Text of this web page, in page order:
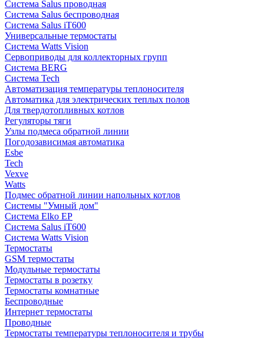
Система Salus проводная
Система Salus беспроводная
Система Salus iT600
Универсальные термостаты
Система Watts Vision
Сервоприводы для коллекторных групп
Система BERG
Система Tech
Автоматизация температуры теплоносителя
Автоматика для электрических теплых полов
Для твердотопливных котлов
Регуляторы тяги
Узлы подмеса обратной линии
Погодозависимая автоматика
Esbe
Tech
Vexve
Watts
Подмес обратной линии напольных котлов
Системы "Умный дом"
Система Elko EP
Система Salus iT600
Система Watts Vision
Термостаты
GSM термостаты
Модульные термостаты
Термостаты в розетку
Термостаты комнатные
Беспроводные
Интернет термостаты
Проводные
Термостаты температуры теплоносителя и трубы